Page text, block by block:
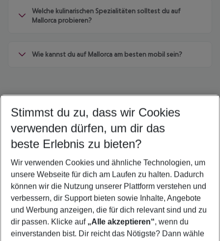
Welche kulinarischen Spezialitäten solltest du auf
Mallorca probieren?
Wie kannst du auf Mallorca am besten mobil sein?
Quicklinks
Familienurlaub Camp de Mar
Last Minute Camp de Mar
Flug & Hotel Camp de Mar
Frübucher Angebote Camp de Mar für 2026
Pauschalreisen Camp de Mar
Stimmst du zu, dass wir Cookies
verwenden dürfen, um dir das
beste Erlebnis zu bieten?
Wir verwenden Cookies und ähnliche Technologien, um
unsere Webseite für dich am Laufen zu halten. Dadurch
können wir die Nutzung unserer Plattform verstehen und
verbessern, dir Support bieten sowie Inhalte, Angebote
und Werbung anzeigen, die für dich relevant sind und zu
dir passen. Klicke auf „Alle akzeptieren“, wenn du
einverstanden bist. Dir reicht das Nötigste? Dann wähle